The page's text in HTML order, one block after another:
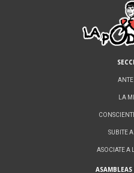
ANTE
LA
SUBITE
ASOCIATE A